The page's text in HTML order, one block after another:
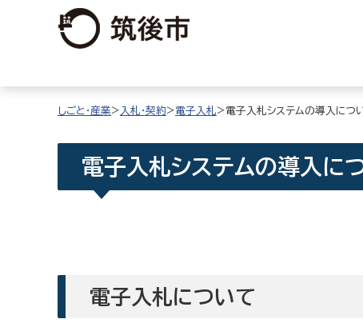
しごと・産業> 入札・契約>電子入札>電子入札システムの導入につ
電子入札システムの導入に
電子入札について